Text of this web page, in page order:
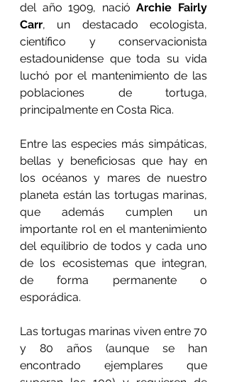
del año 1909, nació Archie Fairly
Carr, un destacado ecologista,
científico y conservacionista
estadounidense que toda su vida
luchó por el mantenimiento de las
poblaciones de tortuga,
principalmente en Costa Rica.
Entre las especies más simpáticas,
bellas y beneficiosas que hay en
los océanos y mares de nuestro
planeta están las tortugas marinas,
que además cumplen un
importante rol en el mantenimiento
del equilibrio de todos y cada uno
de los ecosistemas que integran,
de forma permanente o
esporádica.
Las tortugas marinas viven entre 70
y 80 años (aunque se han
encontrado ejemplares que